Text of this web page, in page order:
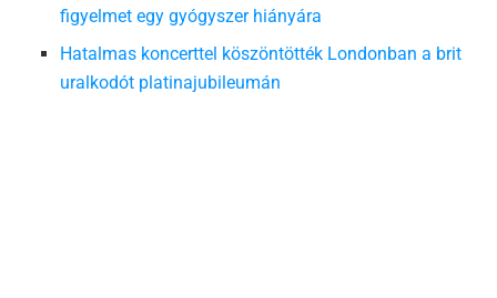
figyelmet egy gyógyszer hiányára
Hatalmas koncerttel köszöntötték Londonban a brit
uralkodót platinajubileumán